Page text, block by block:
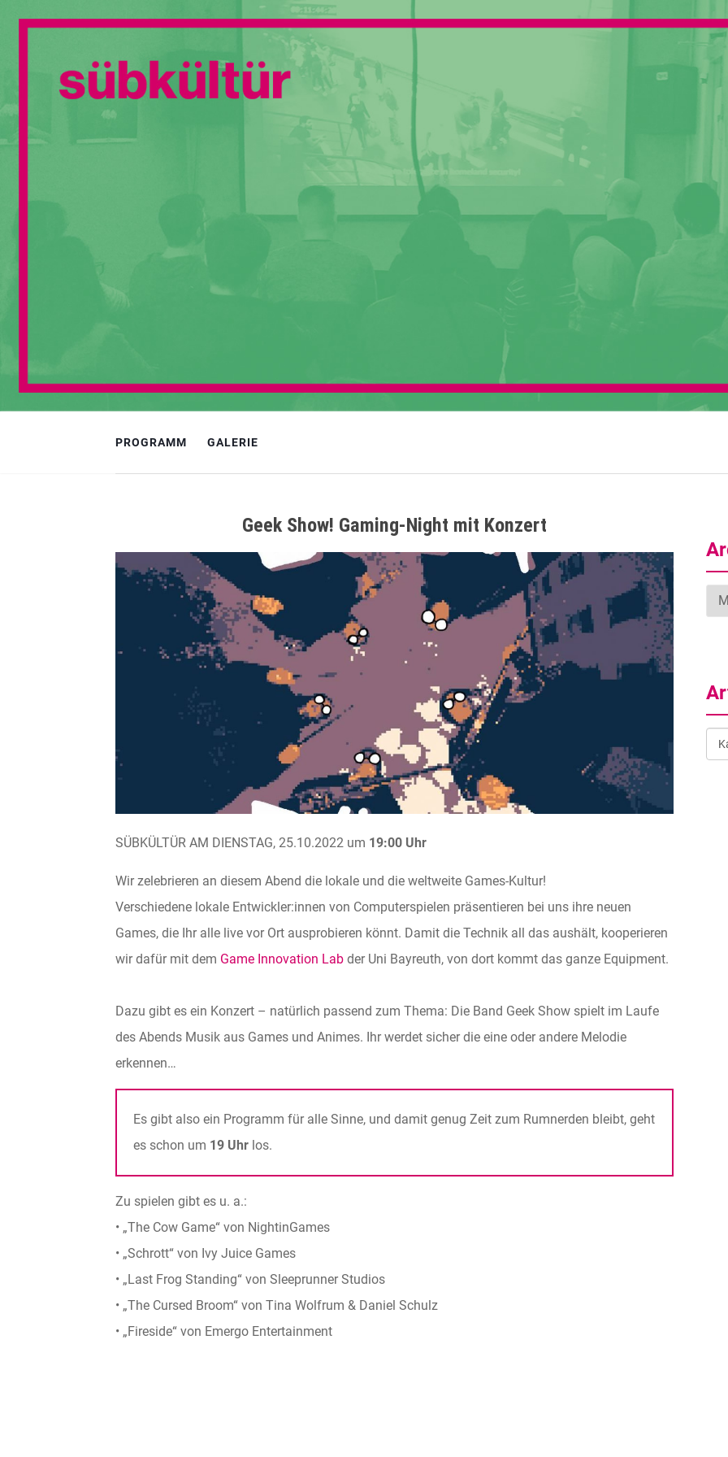
PROGRAMM GALERIE
Geek Show! Gaming-Night mit Konzert
SÜBKÜLTÜR AM DIENSTAG, 25.10.2022 um 19:00 Uhr
Wir zelebrieren an diesem Abend die lokale und die weltweite Games-Kultur!
Verschiedene lokale Entwickler:innen von Computerspielen präsentieren bei uns ihre neuen
Games, die Ihr alle live vor Ort ausprobieren könnt. Damit die Technik all das aushält, kooperieren
wir dafür mit dem Game Innovation Lab der Uni Bayreuth, von dort kommt das ganze Equipment.
Dazu gibt es ein Konzert – natürlich passend zum Thema: Die Band Geek Show spielt im Laufe
des Abends Musik aus Games und Animes. Ihr werdet sicher die eine oder andere Melodie
erkennen…
Es gibt also ein Programm für alle Sinne, und damit genug Zeit zum Rumnerden bleibt, geht
es schon um 19 Uhr los.
Zu spielen gibt es u. a.:
• „The Cow Game“ von NightinGames
• „Schrott“ von Ivy Juice Games
• „Last Frog Standing“ von Sleeprunner Studios
• „The Cursed Broom“ von Tina Wolfrum & Daniel Schulz
• „Fireside“ von Emergo Entertainment
Art
der